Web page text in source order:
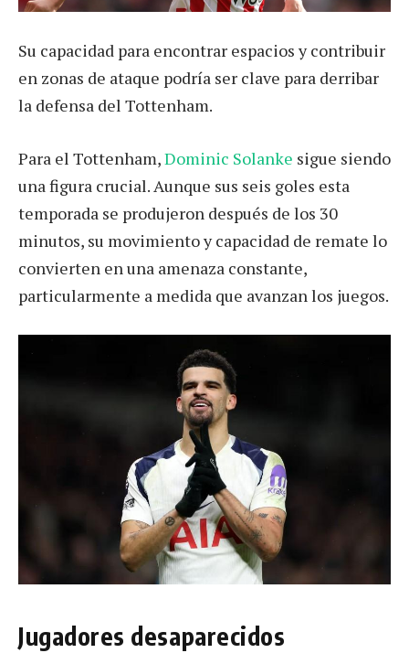
Su capacidad para encontrar espacios y contribuir
en zonas de ataque podría ser clave para derribar
la defensa del Tottenham.
Para el Tottenham,Dominic Solanke sigue siendo
una figura crucial. Aunque sus seis goles esta
temporada se produjeron después de los 30
minutos, su movimiento y capacidad de remate lo
convierten en una amenaza constante,
particularmente a medida que avanzan los juegos.
Jugadores desaparecidos